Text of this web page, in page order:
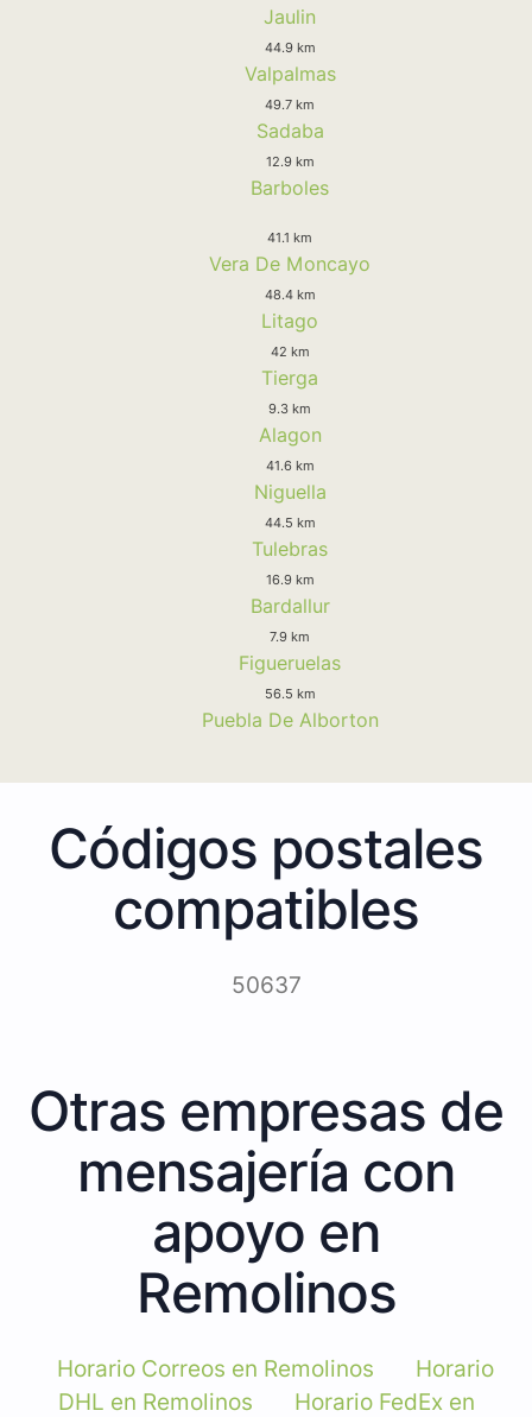
Jaulin
44.9 km
Valpalmas
49.7 km
Sadaba
12.9 km
Barboles
41.1 km
Vera De Moncayo
48.4 km
Litago
42 km
Tierga
9.3 km
Alagon
41.6 km
Niguella
44.5 km
Tulebras
16.9 km
Bardallur
7.9 km
Figueruelas
56.5 km
Puebla De Alborton
Códigos postales
compatibles
50637
Otras empresas de
mensajería con
apoyo en
Remolinos
Horario Correos en Remolinos
Horario
DHL en Remolinos
Horario FedEx en